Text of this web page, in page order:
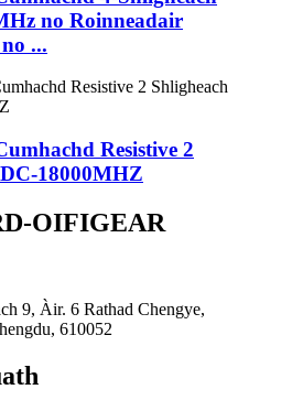
no Roinneadair
...
Resistive 2
18000MHZ
OIFIGEAR
9, Àir. 6 Rathad Chengye,
610052